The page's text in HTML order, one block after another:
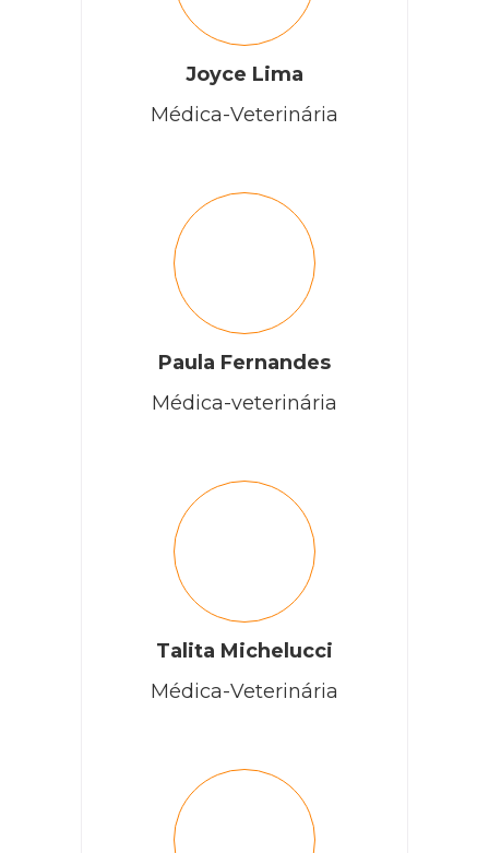
Joyce Lima
Médica-Veterinária
Paula Fernandes
Médica-veterinária
Talita Michelucci
Médica-Veterinária